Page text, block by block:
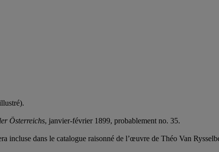
Österreichs, janvier-février 1899, probablement no. 35.
dans le catalogue raisonné de l’œuvre de Théo Van